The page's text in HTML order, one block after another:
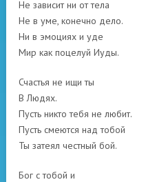
Не зависит ни от тела
Не в уме, конечно дело.
Ни в эмоциях и уде
Мир как поцелуй Иуды.
Счастья не ищи ты
В Людях.
Пусть никто тебя не любит.
Пусть смеются над тобой
Ты затеял честный бой.
Бог с тобой и